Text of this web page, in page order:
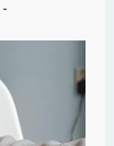
-